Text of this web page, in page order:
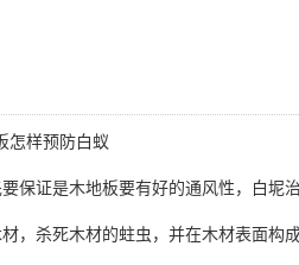
怎样预防白蚁
保证是木地板要有好的通风性，白坭
，杀死木材的蛀虫，并在木材表面构